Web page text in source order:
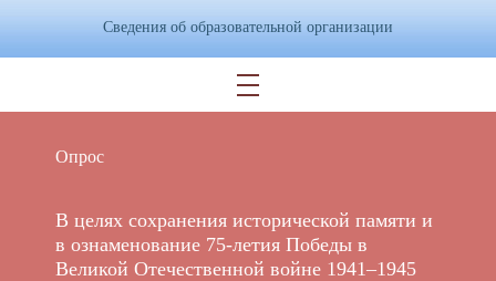
Сведения об образовательной организации
Опрос
В целях сохранения исторической памяти и
в ознаменование 75-летия Победы в
Великой Отечественной войне 1941–1945